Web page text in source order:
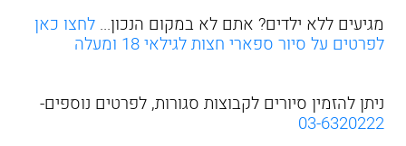
מגיעים ללא ילדים? אתם לא במקום הנכון... לחצו כאן
לפרטים על סיור ספארי חצות לגילאי 18 ומעלה
ניתן להזמין סיורים לקבוצות סגורות, לפרטים נוספים-
03-6320222